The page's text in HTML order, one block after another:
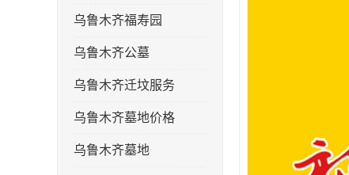
乌鲁木齐福寿园
乌鲁木齐公墓
乌鲁木齐迁坟服务
乌鲁木齐墓地价格
乌鲁木齐墓地